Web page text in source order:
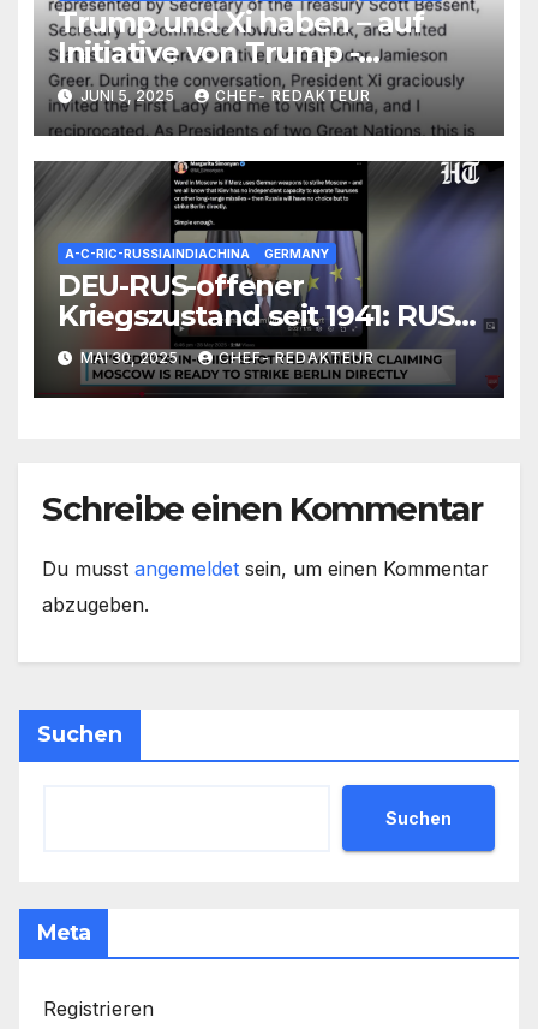
Trump und Xi haben – auf
Initiative von Trump -
telefoniert – Statement von
Trump
JUNI 5, 2025 CHEF- REDAKTEUR
A-C-RIC-RUSSIAINDIACHINA GERMANY
DEU-RUS-offener
Kriegszustand seit 1941: RUS
reagiert auf
Völkerrechtslage, droht mit
Angriff
MAI 30, 2025 CHEF- REDAKTEUR
Schreibe einen Kommentar
Du musst angemeldet sein, um einen Kommentar
abzugeben.
Suchen
Suchen
Meta
Registrieren